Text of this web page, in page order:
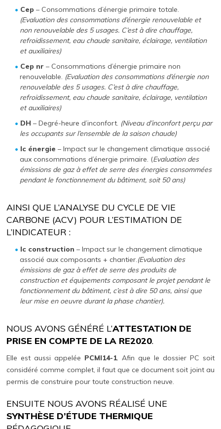
Cep – Consommations d’énergie primaire totale.
(Evaluation des consommations d’énergie renouvelable et
non renouvelable des 5 usages. C’est à dire chauffage,
refroidissement, eau chaude sanitaire, éclairage, ventilation
et auxiliaires)
Cep nr – Consommations d’énergie primaire non
renouvelable. (Evaluation des consommations d’énergie non
renouvelable des 5 usages. C’est à dire chauffage,
refroidissement, eau chaude sanitaire, éclairage, ventilation
et auxiliaires)
DH – Degré-heure d’inconfort. (Niveau d’inconfort perçu par
les occupants sur l’ensemble de la saison chaude)
Ic énergie – Impact sur le changement climatique associé
aux consommations d’énergie primaire. (Evaluation des
émissions de gaz à effet de serre des énergies consommées
pendant le fonctionnement du bâtiment, soit 50 ans)
AINSI QUE L’ANALYSE DU CYCLE DE VIE
CARBONE (ACV) POUR L’ESTIMATION DE
L’INDICATEUR :
Ic construction – Impact sur le changement climatique
associé aux composants + chantier.(Evaluation des
émissions de gaz à effet de serre des produits de
construction et équipements composant le projet pendant le
fonctionnement du bâtiment, c’est à dire 50 ans, ainsi que
leur mise en oeuvre durant la phase chantier).
NOUS AVONS GÉNÉRÉ L’ATTESTATION DE
PRISE EN COMPTE DE LA RE2020.
Elle est aussi appelée PCMI14-1. Afin que le dossier PC soit
considéré comme complet, il faut que ce document soit joint au
permis de construire pour toute construction neuve.
ENSUITE NOUS AVONS RÉALISÉ UNE
SYNTHÈSE D’ÉTUDE THERMIQUE